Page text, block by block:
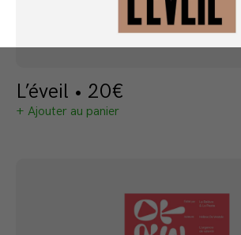
L’éveil • 20€
+ Ajouter au panier